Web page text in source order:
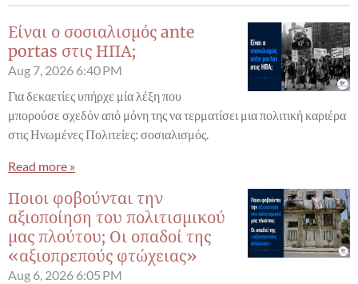
Είναι ο σοσιαλισμός ante
portas στις ΗΠΑ;
Aug 7, 2026 6:40 PM
Για δεκαετίες υπήρχε μία λέξη που
μπορούσε σχεδόν από μόνη της να τερματίσει μια πολιτική καριέρα
στις Ηνωμένες Πολιτείες: σοσιαλισμός.
Read more »
Ποιοι φοβούνται την
αξιοποίηση του πολιτισμικού
μας πλούτου; Οι οπαδοί της
«αξιοπρεπούς φτώχειας»
Aug 6, 2026 6:05 PM